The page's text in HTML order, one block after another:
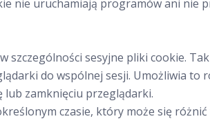
nie uruchamiają programów ani nie
sesyjne pliki cookie.
do wspólnej sesji. Umożliwia to
zamknięciu przeglądarki.
czasie, który może się